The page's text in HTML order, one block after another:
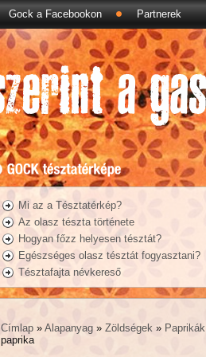
Gock a Facebookon Partnerek
Mi az a Tésztatérkép?
Az olasz tészta története
Hogyan főzz helyesen tésztát?
Egészséges olasz tésztát fogyasztani?
Tésztafajta névkereső
Címlap »Alapanyag »Zöldségek » Paprikák
paprika